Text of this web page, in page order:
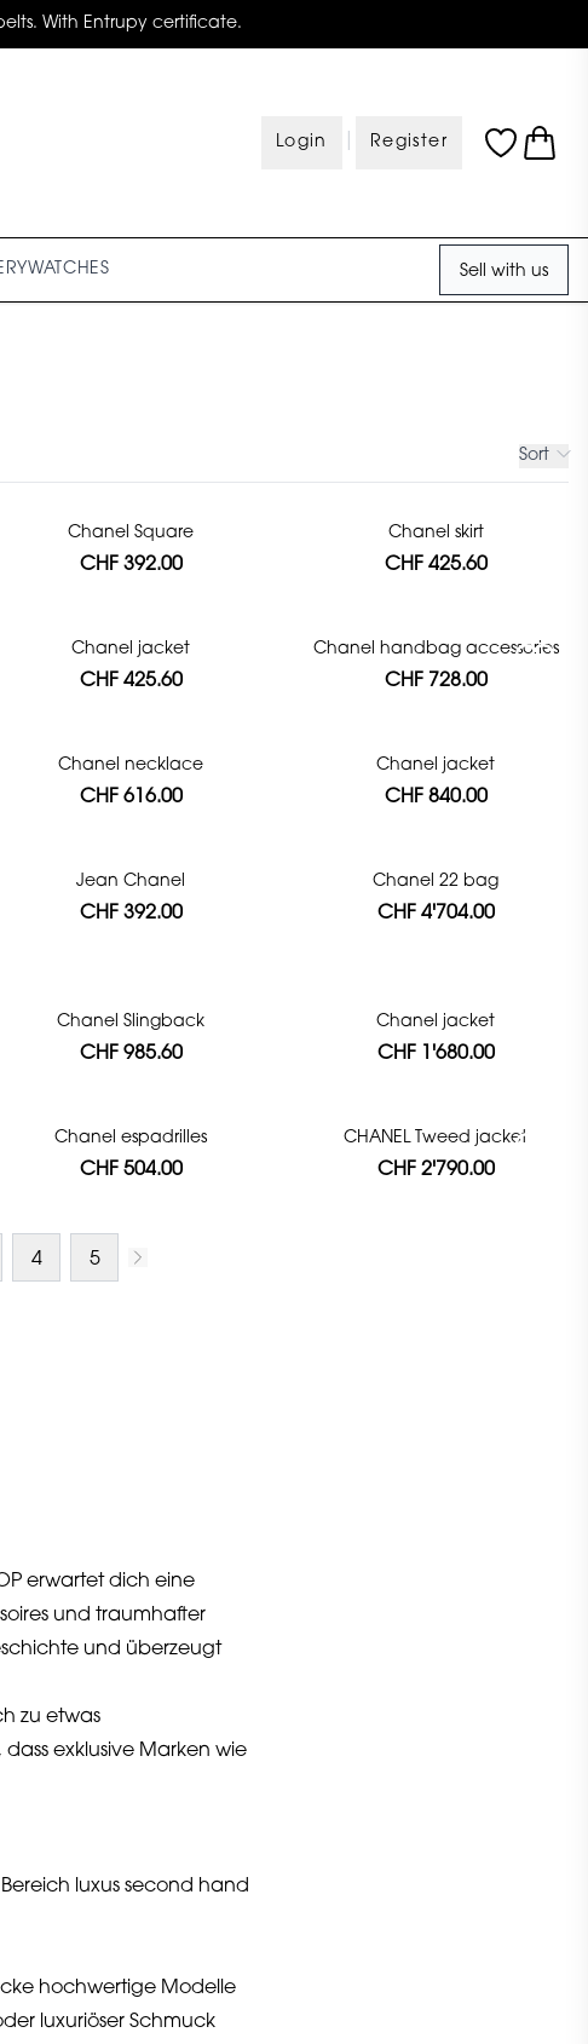
With Entrupy certificate.
Login Register
WATCHES Sell with us
Sort
Chanel Square
CHF 392.00
Chanel skirt
CHF 425.60
Chanel jacket
CHF 425.60
Chanel handbag accessories
CHF 728.00
Chanel necklace
CHF 616.00
Chanel jacket
CHF 840.00
Jean Chanel
CHF 392.00
Chanel 22 bag
CHF 4'704.00
Chanel Slingback
CHF 985.60
Chanel jacket
CHF 1'680.00
Chanel espadrilles
CHF 504.00
CHANEL Tweed jacket
CHF 2'790.00
4 5
erwartet dich eine
und traumhafter
und überzeugt
zu etwas
exklusive Marken wie
luxus second hand
hochwertige Modelle
luxuriöser Schmuck